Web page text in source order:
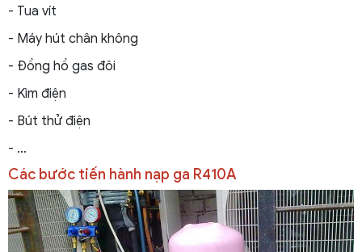
- Tua vít
- Máy hút chân không
- Đồng hồ gas đôi
- Kìm điện
- Bút thử điện
- …
Các bước tiến hành nạp ga R410A